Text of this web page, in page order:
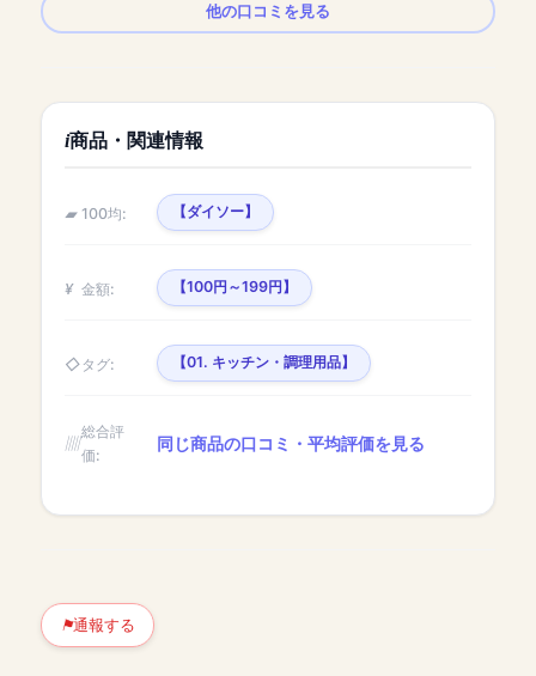
他の口コミを見る
商品・関連情報
100均: 【ダイソー】
金額: 【100円～199円】
タグ: 【01. キッチン・調理用品】
総合評
価:
同じ商品の口コミ・平均評価を見る
通報する